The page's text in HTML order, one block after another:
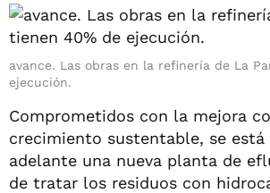
avance. Las obras en la refinería de La
ejecución.
Comprometidos con la mejora
crecimiento sustentable, se está
adelante una nueva planta de
de tratar los residuos con